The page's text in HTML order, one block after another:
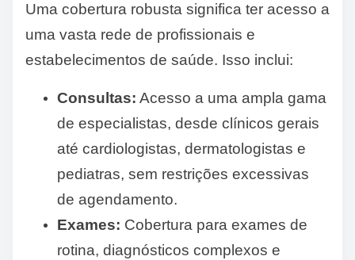
Uma cobertura robusta significa ter acesso a
uma vasta rede de profissionais e
estabelecimentos de saúde. Isso inclui:
Consultas: Acesso a uma ampla gama
de especialistas, desde clínicos gerais
até cardiologistas, dermatologistas e
pediatras, sem restrições excessivas
de agendamento.
Exames: Cobertura para exames de
rotina, diagnósticos complexos e